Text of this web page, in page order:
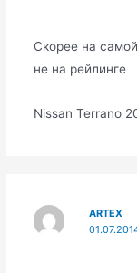
Скорее на
не на рейлинге
Nissan Terrano
ARTEX